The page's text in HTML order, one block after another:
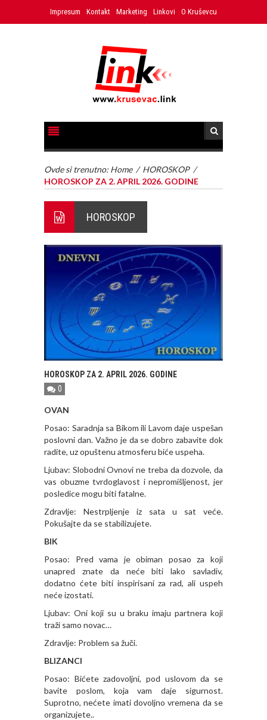
Impresum Kontakt Marketing Linkovi O Kruševcu
Ovde si trenutno: Home / HOROSKOP /
HOROSKOP ZA 2. APRIL 2026. GODINE
HOROSKOP
HOROSKOP ZA 2. APRIL 2026. GODINE
0
OVAN
Posao: Saradnja sa Bikom ili Lavom daje uspešan
poslovni dan. Važno je da se dobro zabavite dok
radite, uz opuštenu atmosferu biće uspeha.
Ljubav: Slobodni Ovnovi ne treba da dozvole, da
vas obuzme tvrdoglavost i nepromišljenost, jer
posledice mogu biti fatalne.
Zdravlje: Nestrpljenje iz sata u sat veće.
Pokušajte da se stabilizujete.
BIK
Posao: Pred vama je obiman posao za koji
unapred znate da neće biti lako savladiv,
dodatno ćete biti inspirisani za rad, ali uspeh
neće izostati.
Ljubav: Oni koji su u braku imaju partnera koji
traži samo novac…
Zdravlje: Problem sa žuči.
BLIZANCI
Posao: Bićete zadovoljni, pod uslovom da se
bavite poslom, koja vam daje sigurnost.
Suprotno, nećete imati dovoljno vremena da se
organizujete..